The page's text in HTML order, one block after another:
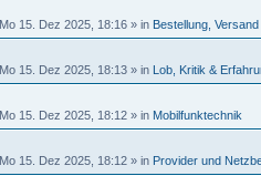
Mo 15. Dez 2025, 18:16 » in Bestellung,
Mo 15. Dez 2025, 18:13 » in Lob, Kritik &
Mo 15. Dez 2025, 18:12 » in Mobilfunktechnik
Mo 15. Dez 2025, 18:12 » in Provider und